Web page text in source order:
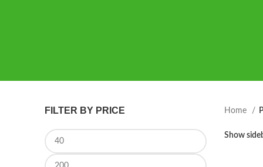
FILTER BY PRICE
Min price
Max price
Home
Show